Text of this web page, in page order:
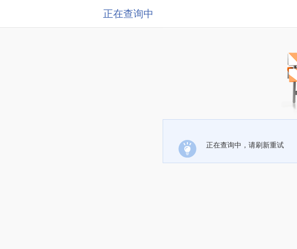
正在查询中
正在查询中，请刷新重试